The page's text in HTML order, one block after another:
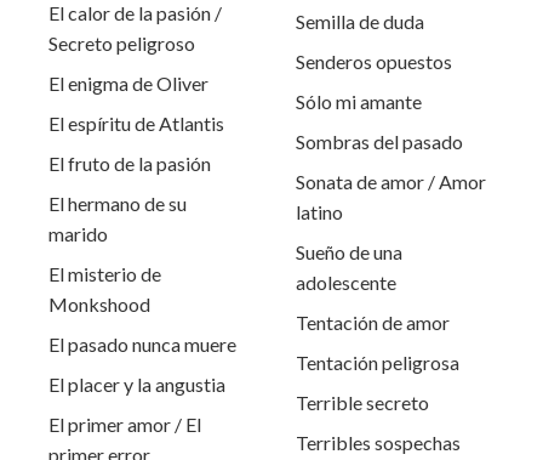
El calor de la pasión /
Secreto peligroso
El enigma de Oliver
El espíritu de Atlantis
El fruto de la pasión
El hermano de su
marido
El misterio de
Monkshood
El pasado nunca muere
El placer y la angustia
El primer amor / El
primer error
Semilla de duda
Senderos opuestos
Sólo mi amante
Sombras del pasado
Sonata de amor / Amor
latino
Sueño de una
adolescente
Tentación de amor
Tentación peligrosa
Terrible secreto
Terribles sospechas